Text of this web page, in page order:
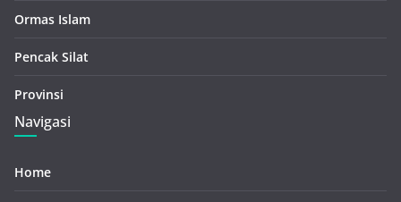
Ormas Islam
Pencak Silat
Provinsi
Navigasi
Home